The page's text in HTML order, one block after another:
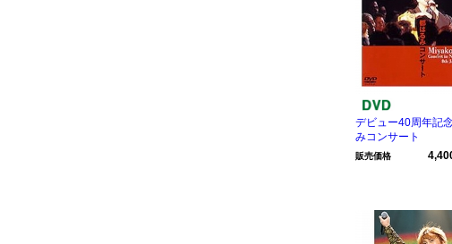
デビュー40周年記
みコンサート
販売価格